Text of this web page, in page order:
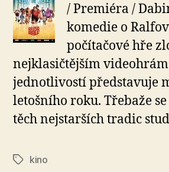
/ Premiéra /
komedie o
počítačové hře
nejklasičtějším
jednotlivostí představuje
letošního roku. Třebaže
těch nejstarších tradic
Štítkykino